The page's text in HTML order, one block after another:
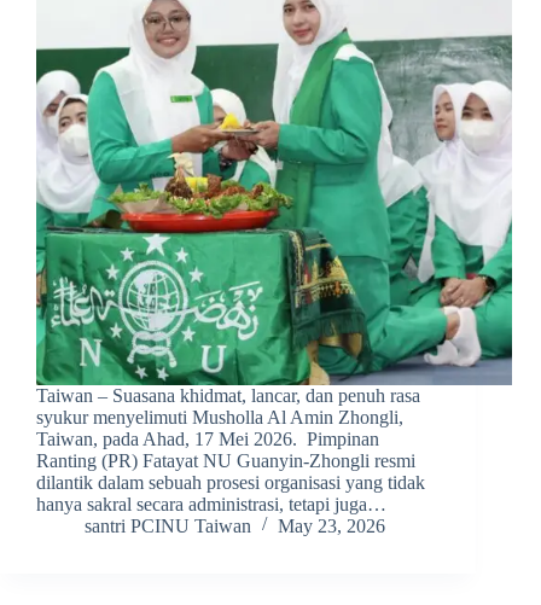
Taiwan – Suasana khidmat, lancar, dan penuh rasa
syukur menyelimuti Musholla Al Amin Zhongli,
Taiwan, pada Ahad, 17 Mei 2026. Pimpinan
Ranting (PR) Fatayat NU Guanyin-Zhongli resmi
dilantik dalam sebuah prosesi organisasi yang tidak
hanya sakral secara administrasi, tetapi juga…
santri PCINU Taiwan
May 23, 2026